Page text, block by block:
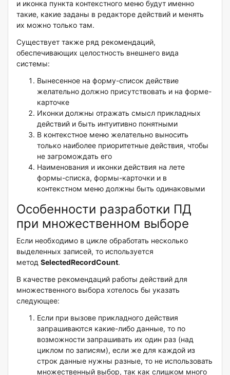
и иконка пункта контекстного меню будут именно
такие, какие заданы в редакторе действий и менять
их можно только там.
Существует также ряд рекомендаций,
обеспечивающих целостность внешнего вида
системы:
Вынесенное на форму-список действие
желательно должно присутствовать и на форме-
карточке
Иконки должны отражать смысл прикладных
действий и быть интуитивно понятными
В контекстное меню желательно выносить
только наиболее приоритетные действия, чтобы
не загромождать его
Наименования и иконки действия на лете
формы-списка, формы-карточки и в
контекстном меню должны быть одинаковыми
Особенности разработки ПД
при множественном выборе
Если необходимо в цикле обработать несколько
выделенных записей, то используется
метод SelectedRecordCount.
В качестве рекомендаций работы действий для
множественного выбора хотелось бы указать
следующее:
Если при вызове прикладного действия
запрашиваются какие-либо данные, то по
возможности запрашивать их один раз (над
циклом по записям), если же для каждой из
строк данные нужны разные, то не использовать
множественный выбор, так как слишком много